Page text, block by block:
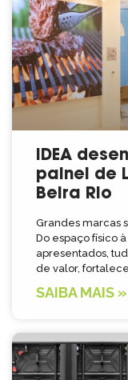
IDEA
painel de
Beira Rio
Grandes marcas
Do espaço físico
apresentados,
de valor,
SAIBA MAIS »